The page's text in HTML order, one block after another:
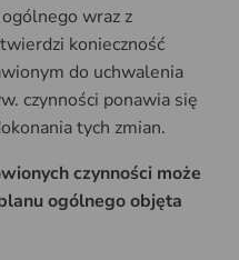
wraz z
konieczność
do uchwalenia
czynności ponawia się
tych zmian.
czynności może
ogólnego objęta